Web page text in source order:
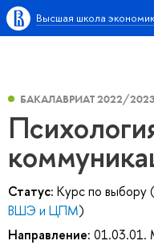
Высшая школа
БАКАЛАВРИАТ 2022/2023
Статус: Курс по выбору (
ВШЭ и ЦПМ)
Направление: 01.03.01.